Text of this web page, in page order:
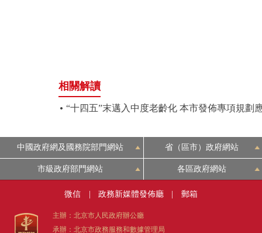
相關解讀
“十四五”末邁入中度老齡化 本市發佈專項規劃
中國政府網及國務院部門網站 省（區市）政府網站
市級政府部門網站 各區政府網站
微信 政務新媒體發佈廳 郵箱
主辦：北京市人民政府辦公廳
承辦：北京市政務服務和數據管理局